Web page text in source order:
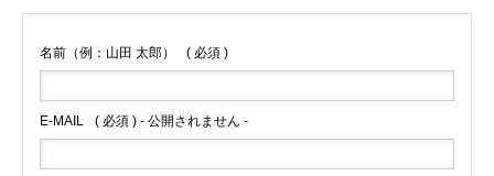
名前（例：山田 太郎） ( 必須 )
E-MAIL ( 必須 ) - 公開されません -